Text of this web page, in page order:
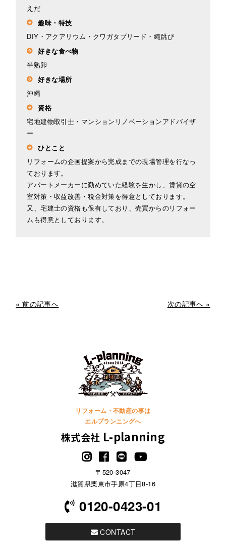
えだ
趣味・特技
DIY・アクアリウム・クワガタブリード・縄跳び
好きな食べ物
半熟卵
好きな場所
沖縄
資格
宅地建物取引士・マンションリノベーションアドバイザ
ー
ひとこと
リフォームの企画提案から完成までの現場管理を行なっ
ております。
アパートメーカーに勤めていた経験を生かし、賃貸の空
室対策・収益改善・税金対策を得意としております。
又、宅建士の資格も保有しており、売買からのリフォー
ムも得意としております。
« 前の記事へ 次の記事へ »
リフォーム・不動産の事は
エルプランニングへ
株式会社 L-planning
〒520-3047
滋賀県栗東市手原4丁目8-16
0120-0423-01
CONTACT